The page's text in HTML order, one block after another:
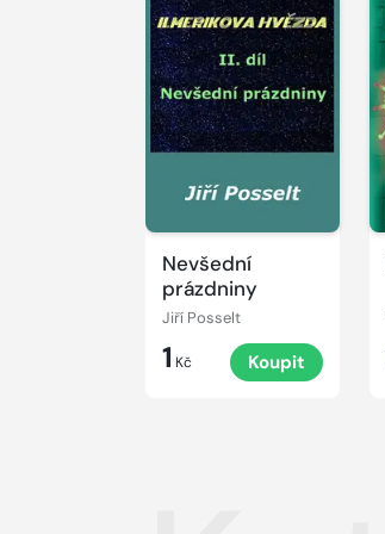
Nevšední
prázdniny
Jiří Posselt
1 Kč Koupit